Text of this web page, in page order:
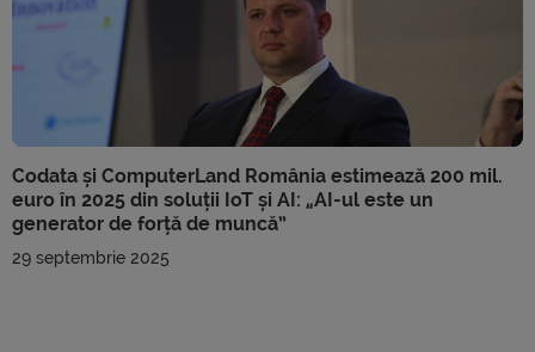
Codata și ComputerLand România estimează 200 mil.
euro în 2025 din soluții IoT și AI: „AI-ul este un
generator de forță de muncă”
29 septembrie 2025